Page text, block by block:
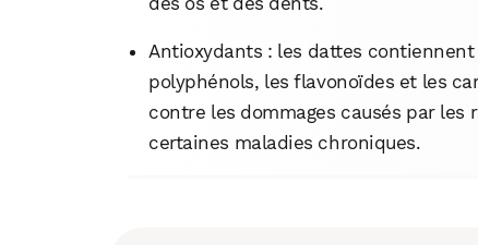
Antioxydants : les dattes
polyphénols, les flavonoïdes et les
contre les dommages causés par
certaines maladies chroniques.